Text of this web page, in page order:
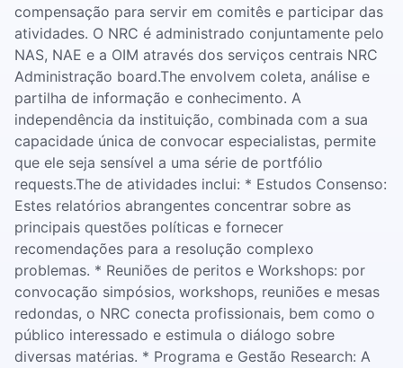
compensação para servir em comitês e participar das
atividades. O NRC é administrado conjuntamente pelo
NAS, NAE e a OIM através dos serviços centrais NRC
Administração board.The envolvem coleta, análise e
partilha de informação e conhecimento. A
independência da instituição, combinada com a sua
capacidade única de convocar especialistas, permite
que ele seja sensível a uma série de portfólio
requests.The de atividades inclui: * Estudos Consenso:
Estes relatórios abrangentes concentrar sobre as
principais questões políticas e fornecer
recomendações para a resolução complexo
problemas. * Reuniões de peritos e Workshops: por
convocação simpósios, workshops, reuniões e mesas
redondas, o NRC conecta profissionais, bem como o
público interessado e estimula o diálogo sobre
diversas matérias. * Programa e Gestão Research: A